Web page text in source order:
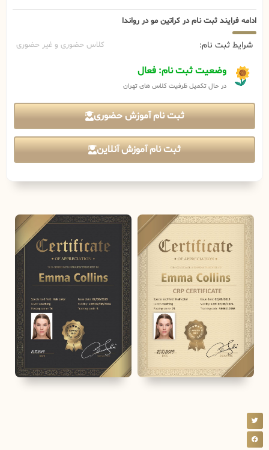
ادامه فرایند ثبت نام در کراتین مو در رواندا
شرایط ثبت نام: کلاس حضوری و غیر حضوری
وضعیت ثبت نام: فعال
در حال تکمیل ظرفیت کلاس های تهران
ثبت نام آموزش حضوری
ثبت نام آموزش آنلاین